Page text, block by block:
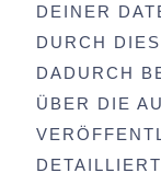
DEINER
DURCH
DADURCH
ÜBER DIE